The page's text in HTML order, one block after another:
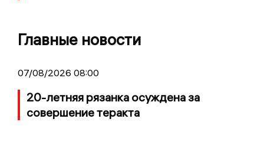
Главные новости
07/08/2026 08:00
20-летняя рязанка осуждена за
совершение теракта